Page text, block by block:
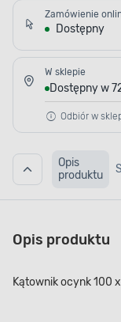
Zamówienie
Dostępny
W sklepie
Dostępny w
Odbiór w
Opis
produktu
Opis produktu
Kątownik ocynk 100